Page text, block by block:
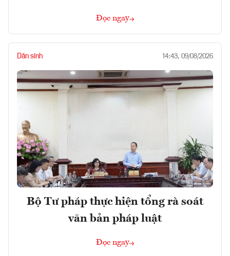
Đọc ngay
Dân sinh 14:43, 09/08/2026
Bộ Tư pháp thực hiện tổng rà soát
văn bản pháp luật
Đọc ngay